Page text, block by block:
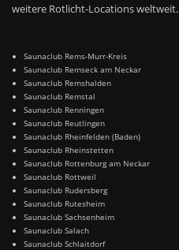
weitere Rotlicht-Locations weltweit.
Saunaclub Rems-Murr-Kreis
Saunaclub Remseck am Neckar
Saunaclub Remshalden
Saunaclub Remstal
Saunaclub Renningen
Saunaclub Reutlingen
Saunaclub Rheinfelden (Baden)
Saunaclub Rheinstetten
Saunaclub Rottenburg am Neckar
Saunaclub Rottweil
Saunaclub Rudersberg
Saunaclub Rutesheim
Saunaclub Sachsenheim
Saunaclub Salach
Saunaclub Schlaitdorf